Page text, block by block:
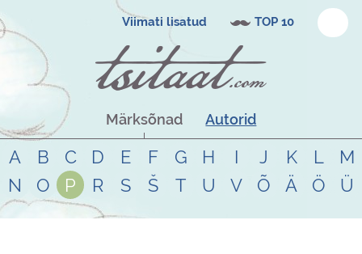
Viimati lisatud TOP 10
Märksõnad Autorid
A B C D E F G H I J K L
M
N
O P R S Š T U V Õ Ä Ö Ü